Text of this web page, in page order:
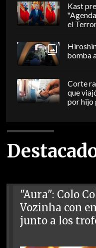
Kast
el
bomba
Corte
que
por hijo
"Aura": Colo
Vozinha con
junto a los